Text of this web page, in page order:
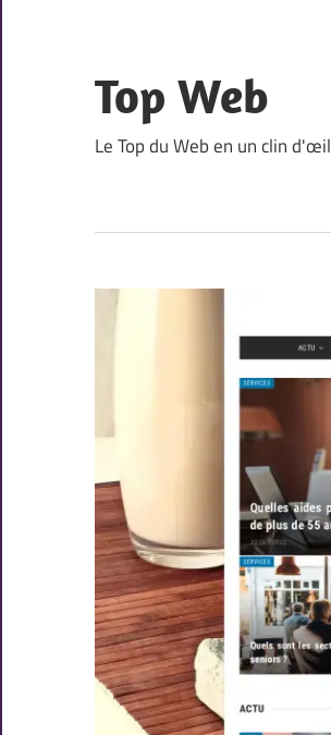
content
Top Web
Le Top du Web en un clin d'œil